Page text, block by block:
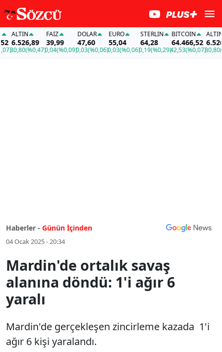
ALTIN
6.526,89
30,80(%0,47)
FAİZ
39,99
0,04(%0,09)
DOLAR
47,60
0,03(%0,06)
EURO
55,04
0,03(%0,06)
STERLIN
64,28
0,19(%0,29)
BITCOIN
64.466,52
42,53(%0,07)
ALTIN
30,80
Haberler - Günün İçinden
04 Ocak 2025 - 20:34
Mardin'de ortalık savaş
alanına döndü: 1'i ağır 6
yaralı
Mardin'de gerçekleşen zincirleme kazada 1'i
ağır 6 kişi yaralandı.